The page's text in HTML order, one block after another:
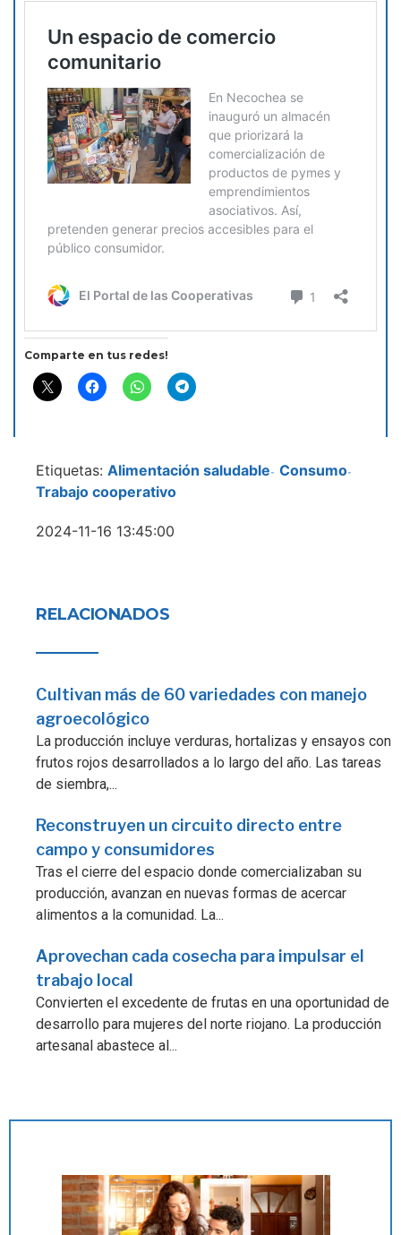
Comparte en tus redes!
Etiquetas: Alimentación saludable- Consumo-
Trabajo cooperativo
2024-11-16 13:45:00
RELACIONADOS
Cultivan más de 60 variedades con manejo
agroecológico
La producción incluye verduras, hortalizas y ensayos con
frutos rojos desarrollados a lo largo del año. Las tareas
de siembra,...
Reconstruyen un circuito directo entre
campo y consumidores
Tras el cierre del espacio donde comercializaban su
producción, avanzan en nuevas formas de acercar
alimentos a la comunidad. La...
Aprovechan cada cosecha para impulsar el
trabajo local
Convierten el excedente de frutas en una oportunidad de
desarrollo para mujeres del norte riojano. La producción
artesanal abastece al...